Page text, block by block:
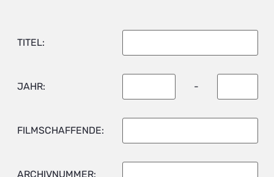
TITEL:
JAHR: -
FILMSCHAFFENDE:
ARCHIVNUMMER: